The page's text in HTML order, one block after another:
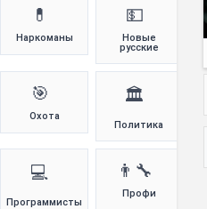
💊
Наркоманы
💵
Новые
русские
🎯
Охота
🏛️
Политика
💻
Программисты
👨‍🔧
Профи